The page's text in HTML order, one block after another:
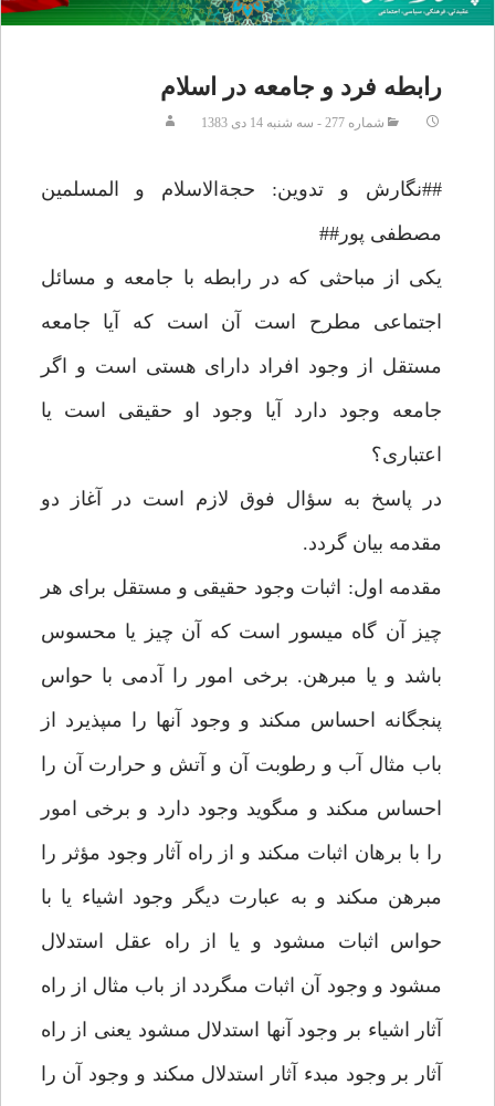
رابطه فرد و جامعه در اسلام‏
شماره 277 - سه شنبه 14 دی 1383
##نگارش و تدوين: حجةالاسلام و المسلمين
مصطفى پور##
يكى از مباحثى كه در رابطه با جامعه و مسائل
اجتماعى مطرح است آن است كه آيا جامعه
مستقل از وجود افراد داراى هستى است و اگر
جامعه وجود دارد آيا وجود او حقيقى است يا
اعتبارى؟
در پاسخ به سؤال فوق لازم است در آغاز دو
مقدمه بيان گردد.
مقدمه اول: اثبات وجود حقيقى و مستقل براى هر
چيز آن گاه ميسور است كه آن چيز يا محسوس
باشد و يا مبرهن. برخى امور را آدمى با حواس
پنجگانه احساس مى‏كند و وجود آن‏ها را مى‏پذيرد از
باب مثال آب و رطوبت آن و آتش و حرارت آن را
احساس مى‏كند و مى‏گويد وجود دارد و برخى امور
را با برهان اثبات مى‏كند و از راه آثار وجود مؤثر را
مبرهن مى‏كند و به عبارت ديگر وجود اشياء يا با
حواس اثبات مى‏شود و يا از راه عقل استدلال
مى‏شود و وجود آن اثبات مى‏گردد از باب مثال از راه
آثار اشياء بر وجود آن‏ها استدلال مى‏شود يعنى از راه
آثار بر وجود مبدء آثار استدلال مى‏كند و وجود آن را